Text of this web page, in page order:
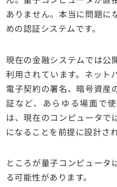
ありません。本当に問題に
めの認証システムです。
現在の金融システムでは公
利用されています。ネット
電子契約の署名、暗号資産
証など、あらゆる場面で
は、現在のコンピュータで
になることを前提に設計さ
ところが量子コンピュータ
る可能性があります。